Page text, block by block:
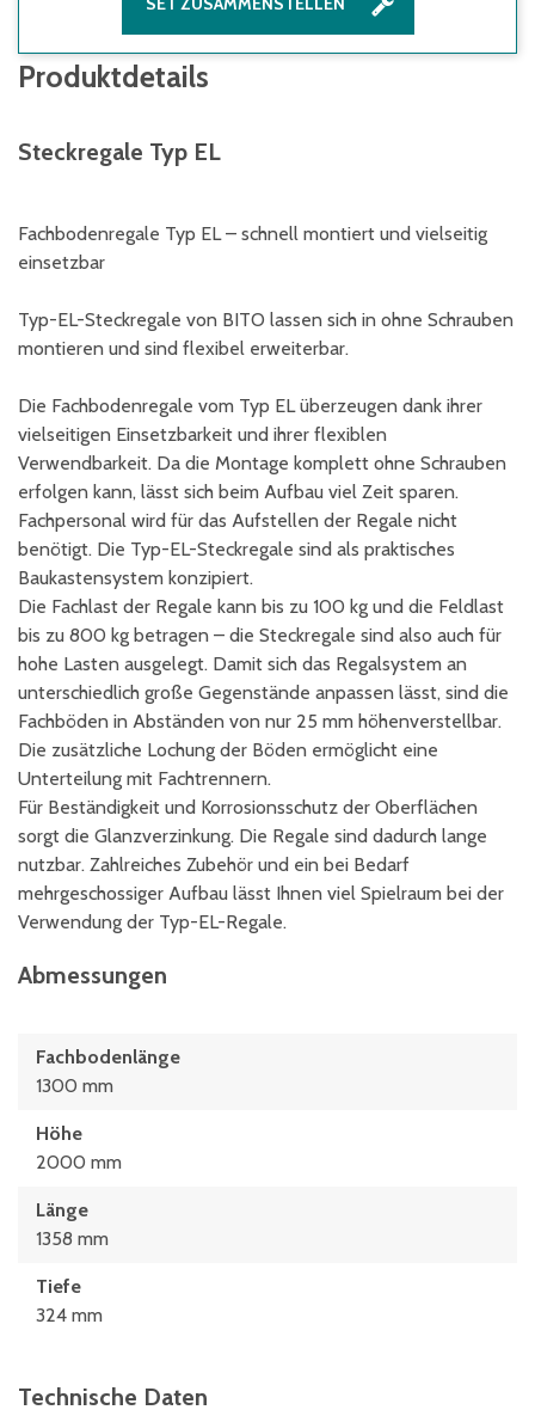
Produktdetails
Steckregale Typ EL
Fachbodenregale Typ EL – schnell montiert und vielseitig
einsetzbar
Typ-EL-Steckregale von BITO lassen sich in ohne Schrauben
montieren und sind flexibel erweiterbar.
Die Fachbodenregale vom Typ EL überzeugen dank ihrer
vielseitigen Einsetzbarkeit und ihrer flexiblen
Verwendbarkeit. Da die Montage komplett ohne Schrauben
erfolgen kann, lässt sich beim Aufbau viel Zeit sparen.
Fachpersonal wird für das Aufstellen der Regale nicht
benötigt. Die Typ-EL-Steckregale sind als praktisches
Baukastensystem konzipiert.
Die Fachlast der Regale kann bis zu 100 kg und die Feldlast
bis zu 800 kg betragen – die Steckregale sind also auch für
hohe Lasten ausgelegt. Damit sich das Regalsystem an
unterschiedlich große Gegenstände anpassen lässt, sind die
Fachböden in Abständen von nur 25 mm höhenverstellbar.
Die zusätzliche Lochung der Böden ermöglicht eine
Unterteilung mit Fachtrennern.
Für Beständigkeit und Korrosionsschutz der Oberflächen
sorgt die Glanzverzinkung. Die Regale sind dadurch lange
nutzbar. Zahlreiches Zubehör und ein bei Bedarf
mehrgeschossiger Aufbau lässt Ihnen viel Spielraum bei der
Verwendung der Typ-EL-Regale.
Abmessungen
Fachbodenlänge
1300 mm
Höhe
2000 mm
Länge
1358 mm
Tiefe
324 mm
Technische Daten